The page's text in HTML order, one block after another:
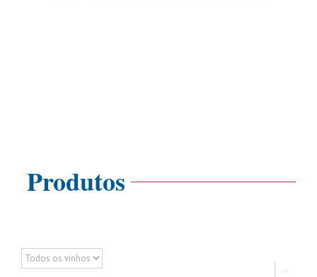
Produtos


